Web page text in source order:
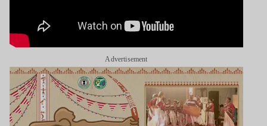
Advertisement